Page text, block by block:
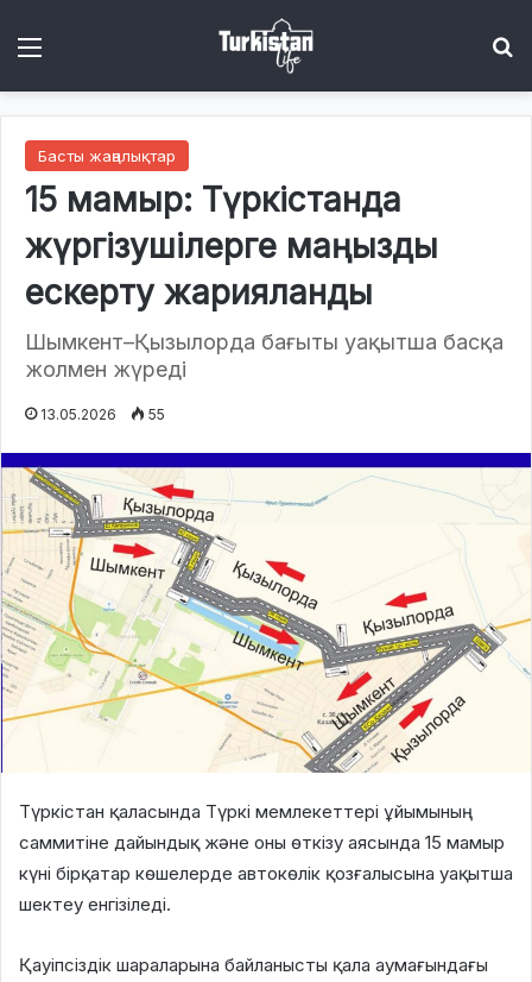
Басты жаңалықтар
15 мамыр: Түркістанда
жүргізушілерге маңызды
ескерту жарияланды
Шымкент–Қызылорда бағыты уақытша басқа
жолмен жүреді
13.05.2026 55
Түркістан қаласында Түркі мемлекеттері ұйымының
саммитіне дайындық және оны өткізу аясында 15 мамыр
күні бірқатар көшелерде автокөлік қозғалысына уақытша
шектеу енгізіледі.
Қауіпсіздік шараларына байланысты қала аумағындағы